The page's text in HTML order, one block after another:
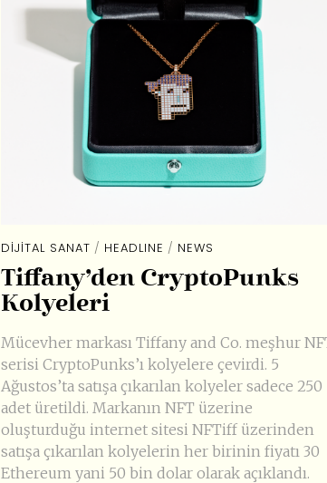
DIJITAL SANAT / HEADLINE / NEWS
Tiffany’den CryptoPunks
Kolyeleri
Mücevher markası Tiffany and Co. meşhur
serisi CryptoPunks’ı kolyelere çevirdi. 5
Ağustos’ta satışa çıkarılan kolyeler sadece 250
adet üretildi. Markanın NFT üzerine
oluşturduğu internet sitesi NFTiff üzerinden
satışa çıkarılan kolyelerin her birinin fiyatı 30
Ethereum yani 50 bin dolar olarak açıklandı.